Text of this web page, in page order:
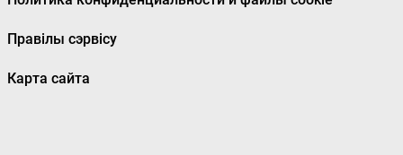
Правілы сэрвісу
Карта сайта